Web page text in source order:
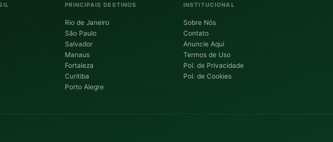
PRINCIPAIS DESTINOS
Rio de Janeiro
São Paulo
Salvador
Manaus
Fortaleza
Curitiba
Porto Alegre
INSTITUCIONAL
Sobre Nós
Contato
Anuncie Aqui
Termos de Uso
Pol. de Privacidade
Pol. de Cookies